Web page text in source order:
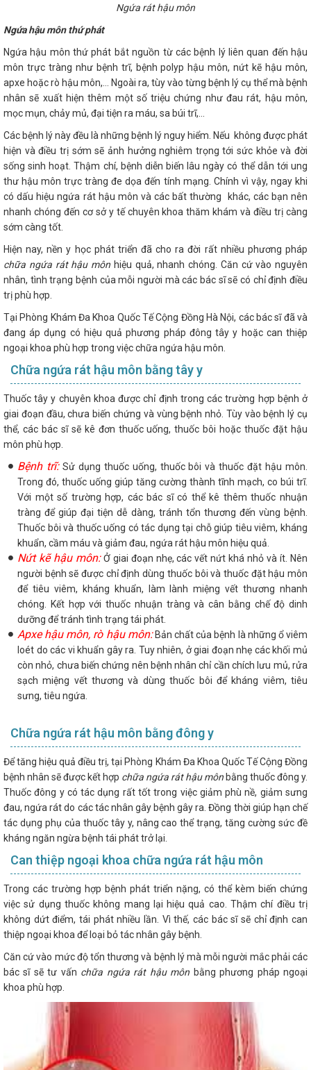
Ngứa rát hậu môn
Ngứa hậu môn thứ phát
Ngứa hậu môn thứ phát bắt nguồn từ các bệnh lý liên quan đến hậu
môn trực tràng như bệnh trĩ, bệnh polyp hậu môn, nứt kẽ hậu môn,
apxe hoặc rò hậu môn,… Ngoài ra, tùy vào từng bệnh lý cụ thể mà bệnh
nhân sẽ xuất hiện thêm một số triệu chứng như đau rát, hậu môn,
mọc mụn, chảy mủ, đại tiện ra máu, sa búi trĩ,…
Các bệnh lý này đều là những bệnh lý nguy hiểm. Nếu không được phát
hiện và điều trị sớm sẽ ảnh hưởng nghiêm trọng tới sức khỏe và đời
sống sinh hoạt. Thậm chí, bệnh diễn biến lâu ngày có thể dẫn tới ung
thư hậu môn trực tràng đe dọa đến tính mạng. Chính vì vậy, ngay khi
có dấu hiệu ngứa rát hậu môn và các bất thường khác, các bạn nên
nhanh chóng đến cơ sở y tế chuyên khoa thăm khám và điều trị càng
sớm càng tốt.
Hiện nay, nền y học phát triển đã cho ra đời rất nhiều phương pháp
chữa ngứa rát hậu môn hiệu quả, nhanh chóng. Căn cứ vào nguyên
nhân, tình trạng bệnh của mỗi người mà các bác sĩ sẽ có chỉ định điều
trị phù hợp.
Tại Phòng Khám Đa Khoa Quốc Tế Cộng Đồng Hà Nội, các bác sĩ đã và
đang áp dụng có hiệu quả phương pháp đông tây y hoặc can thiệp
ngoại khoa phù hợp trong việc chữa ngứa hậu môn.
Chữa ngứa rát hậu môn bằng tây y
Thuốc tây y chuyên khoa được chỉ định trong các trường hợp bệnh ở
giai đoạn đầu, chưa biến chứng và vùng bệnh nhỏ. Tùy vào bệnh lý cụ
thể, các bác sĩ sẽ kê đơn thuốc uống, thuốc bôi hoặc thuốc đặt hậu
môn phù hợp.
Bệnh trĩ:Sử dụng thuốc uống, thuốc bôi và thuốc đặt hậu môn.
Trong đó, thuốc uống giúp tăng cường thành tĩnh mạch, co búi trĩ.
Với một số trường hợp, các bác sĩ có thể kê thêm thuốc nhuận
tràng để giúp đại tiện dễ dàng, tránh tổn thương đến vùng bệnh.
Thuốc bôi và thuốc uống có tác dụng tại chỗ giúp tiêu viêm, kháng
khuẩn, cầm máu và giảm đau, ngứa rát hậu môn hiệu quả.
Nứt kẽ hậu môn:Ở giai đoạn nhẹ, các vết nứt khá nhỏ và ít. Nên
người bệnh sẽ được chỉ định dùng thuốc bôi và thuốc đặt hậu môn
để tiêu viêm, kháng khuẩn, làm lành miệng vết thương nhanh
chóng. Kết hợp với thuốc nhuận tràng và cân bằng chế độ dinh
dưỡng để tránh tình trạng tái phát.
Apxe hậu môn, rò hậu môn:Bản chất của bệnh là những ổ viêm
loét do các vi khuẩn gây ra. Tuy nhiên, ở giai đoạn nhẹ các khối mủ
còn nhỏ, chưa biến chứng nên bệnh nhân chỉ cần chích lưu mủ, rửa
sạch miệng vết thương và dùng thuốc bôi để kháng viêm, tiêu
sưng, tiêu ngứa.
Chữa ngứa rát hậu môn bằng đông y
Để tăng hiệu quả điều trị, tại Phòng Khám Đa Khoa Quốc Tế Cộng Đồng
bệnh nhân sẽ được kết hợp chữa ngứa rát hậu môn bằng thuốc đông y.
Thuốc đông y có tác dụng rất tốt trong việc giảm phù nề, giảm sưng
đau, ngứa rát do các tác nhân gây bệnh gây ra. Đồng thời giúp hạn chế
tác dụng phụ của thuốc tây y, nâng cao thể trạng, tăng cường sức đề
kháng ngăn ngừa bệnh tái phát trở lại.
Can thiệp ngoại khoa chữa ngứa rát hậu môn
Trong các trường hợp bệnh phát triển nặng, có thể kèm biến chứng
việc sử dụng thuốc không mang lại hiệu quả cao. Thậm chí điều trị
không dứt điểm, tái phát nhiều lần. Vì thế, các bác sĩ sẽ chỉ định can
thiệp ngoại khoa để loại bỏ tác nhân gây bệnh.
Căn cứ vào mức độ tổn thương và bệnh lý mà mỗi người mắc phải các
bác sĩ sẽ tư vấn chữa ngứa rát hậu môn bằng phương pháp ngoại
khoa phù hợp.